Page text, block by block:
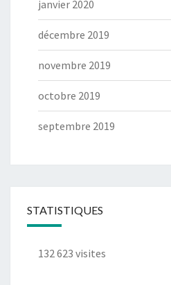
janvier 2020
décembre 2019
novembre 2019
octobre 2019
septembre 2019
STATISTIQUES
132 623 visites